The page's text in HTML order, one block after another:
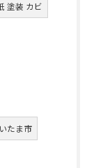
塗装 カビ
たま市